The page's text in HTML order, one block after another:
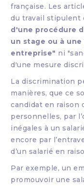
française. Les
du travail stipulent
d'une procédure
un stage ou à
entreprise" ni
d'une mesure
La discrimination
manières, que ce
candidat en raison
personnelles, par
inégales à un
encore par
d’un salarié en
Par exemple, un
promouvoir une